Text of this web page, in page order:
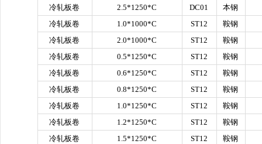
冷轧板卷
2.5*1250*C DC01
本钢
冷轧板卷
1.0*1000*C ST12
鞍钢
冷轧板卷
2.0*1000*C ST12
鞍钢
冷轧板卷
0.5*1250*C ST12
鞍钢
冷轧板卷
0.6*1250*C ST12
鞍钢
冷轧板卷
0.8*1250*C ST12
鞍钢
冷轧板卷
1.0*1250*C ST12
鞍钢
冷轧板卷
1.2*1250*C ST12
鞍钢
冷轧板卷
1.5*1250*C ST12
鞍钢